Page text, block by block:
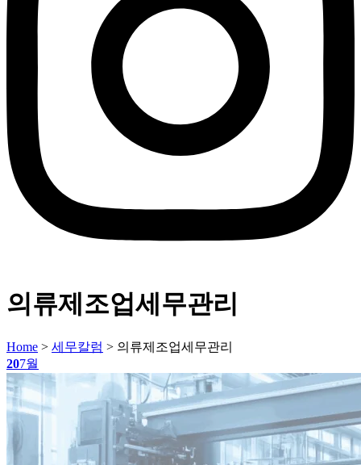
의류제조업세무관리
Home > 세무칼럼 > 의류제조업세무관리
207월